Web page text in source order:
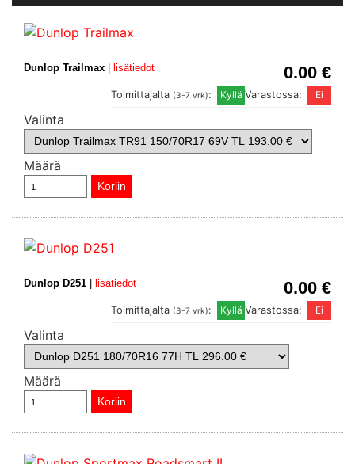
0.00 €
Dunlop Trailmax lisätiedot
Varastossa:
Toimittajalta (3-7 vrk):
Valinta
Määrä
0.00 €
Dunlop D251 lisätiedot
Varastossa:
Toimittajalta (3-7 vrk):
Valinta
Määrä